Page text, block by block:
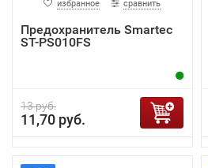
избранное сравнить
Предохранитель Smartec
ST-PS010FS
13 руб.
11,70 руб.